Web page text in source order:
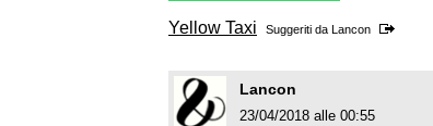
Yellow Taxi Suggeriti da Lancon
Lancon
23/04/2018 alle 00:55